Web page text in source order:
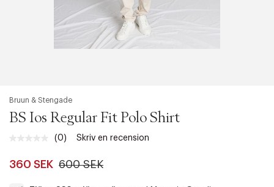
Bruun & Stengade
BS Ios Regular Fit Polo Shirt
Inget
Länk
(0) Skriv en recension
360 SEK 600 SEK